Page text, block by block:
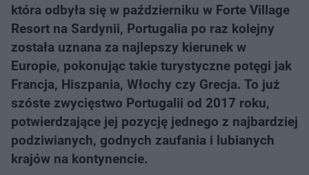
która odbyła się w październiku w Forte Village
Resort na Sardynii, Portugalia po raz kolejny
została uznana za najlepszy kierunek w
Europie, pokonując takie turystyczne potęgi jak
Francja, Hiszpania, Włochy czy Grecja. To już
szóste zwycięstwo Portugalii od 2017 roku,
potwierdzające jej pozycję jednego z najbardziej
podziwianych, godnych zaufania i lubianych
krajów na kontynencie.